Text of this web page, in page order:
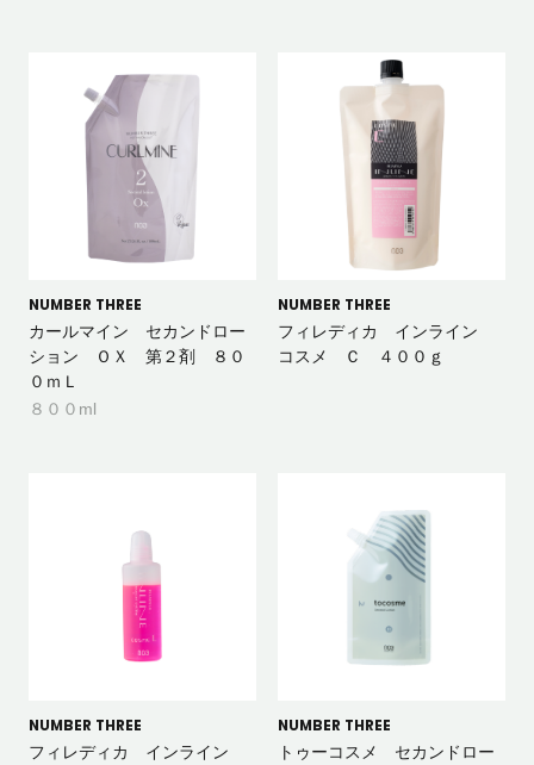
NUMBER THREE
カールマイン セカンドロー
ション ＯＸ 第２剤 ８０
０ｍＬ
８００ml
NUMBER THREE
フィレディカ インライン
コスメ Ｃ ４００ｇ
NUMBER THREE
フィレディカ インライン
NUMBER THREE
トゥーコスメ セカンドロー